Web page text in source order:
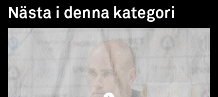
Nästa i denna kategori